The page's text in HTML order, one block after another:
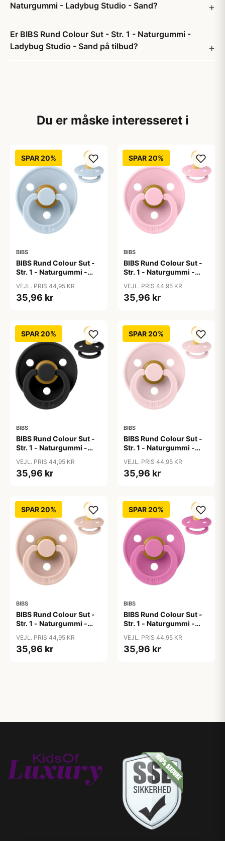
Naturgummi - Ladybug Studio - Sand?
Er BIBS Rund Colour Sut - Str. 1 - Naturgummi -
Ladybug Studio - Sand på tilbud?
Du er måske interesseret i
SPAR 20%
BIBS
BIBS Rund Colour Sut -
Str. 1 - Naturgummi -
VEJL. PRIS 44,95 KR
35,96 kr
SPAR 20%
BIBS
BIBS Rund Colour Sut -
Str. 1 - Naturgummi -
VEJL. PRIS 44,95 KR
35,96 kr
SPAR 20%
BIBS
BIBS Rund Colour Sut -
Str. 1 - Naturgummi -
VEJL. PRIS 44,95 KR
35,96 kr
SPAR 20%
BIBS
BIBS Rund Colour Sut -
Str. 1 - Naturgummi -
VEJL. PRIS 44,95 KR
35,96 kr
SPAR 20%
BIBS
BIBS Rund Colour Sut -
Str. 1 - Naturgummi -
VEJL. PRIS 44,95 KR
35,96 kr
SPAR 20%
BIBS
BIBS Rund Colour Sut -
Str. 1 - Naturgummi -
VEJL. PRIS 44,95 KR
35,96 kr